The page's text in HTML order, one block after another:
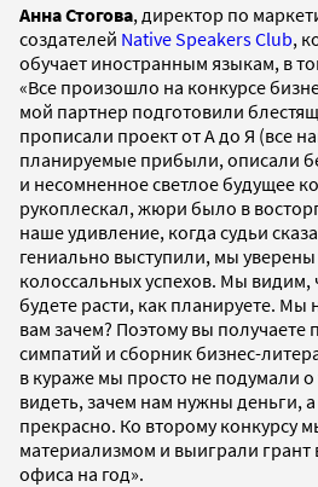
Анна Стогова, директор по
создателей Native Speakers Club,
обучает иностранным языкам, в
«Все произошло на конкурсе
мой партнер подготовили
прописали проект от А до Я (все
планируемые прибыли, описали
и несомненное светлое будущее
рукоплескал, жюри было в
наше удивление, когда судьи
гениально выступили, мы
колоссальных успехов. Мы видим,
будете расти, как планируете. Мы
вам зачем? Поэтому вы получаете
симпатий и сборник бизнес-
в кураже мы просто не подумали
видеть, зачем нам нужны деньги, а
прекрасно. Ко второму конкурсу
материализмом и выиграли грант
офиса на год».